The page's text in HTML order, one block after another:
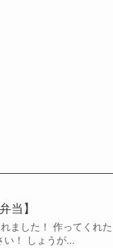
当】
ました！ 作ってくれた
い！ しょうが...